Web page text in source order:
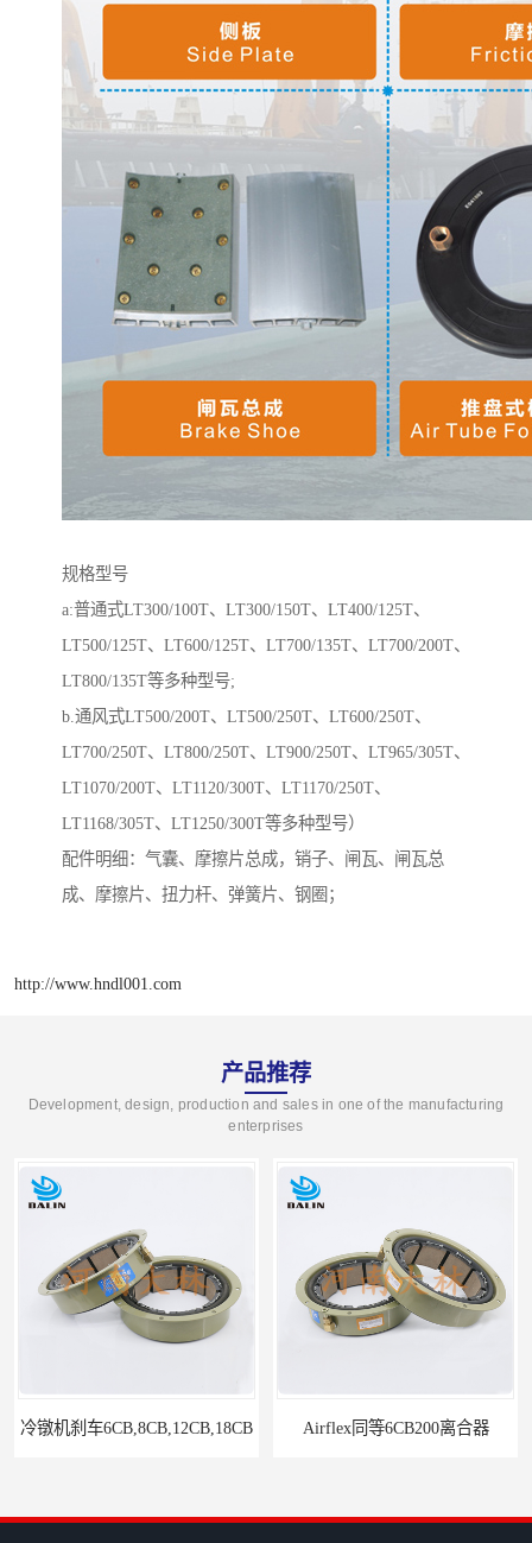
规格型号
a:普通式LT300/100T、LT300/150T、LT400/125T、
LT500/125T、LT600/125T、LT700/135T、LT700/200T、
LT800/135T等多种型号;
b.通风式LT500/200T、LT500/250T、LT600/250T、
LT700/250T、LT800/250T、LT900/250T、LT965/305T、
LT1070/200T、LT1120/300T、LT1170/250T、
LT1168/305T、LT1250/300T等多种型号）
配件明细：气囊、摩擦片总成，销子、闸瓦、闸瓦总
成、摩擦片、扭力杆、弹簧片、钢圈；
http://www.hndl001.com
产品推荐
Development, design, production and sales in one of the manufacturing
enterprises
Airflex同等6CB200离合器